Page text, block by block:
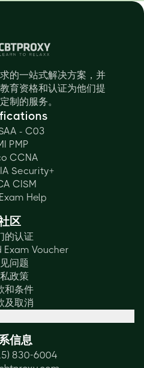
的一站式解决方案，并
育资格和认证为他们提
制的服务。
- C03
PMP
CCNA
Security+
CISM
Help
区
的认证
Exam Voucher
问题
政策
和条件
及取消
信息
830-6004